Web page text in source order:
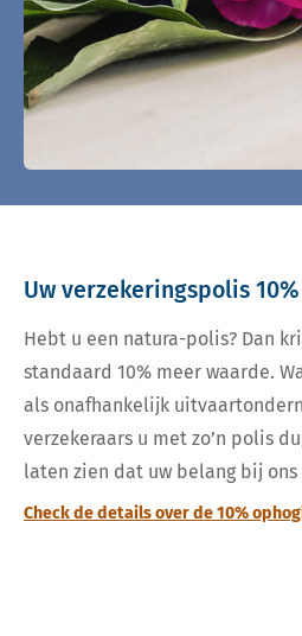
Uw verzekeringspolis
Hebt u een natura-polis? Dan
standaard 10% meer waarde.
als onafhankelijk
verzekeraars u met zo’n polis
laten zien dat uw belang bij
Check de details over de 10%